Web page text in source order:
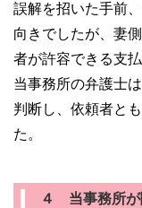
誤解を招いた手前
向きでしたが、妻
者が許容できる支
当事務所の弁護士
判断し、依頼者と
た。
４ 当事務所が